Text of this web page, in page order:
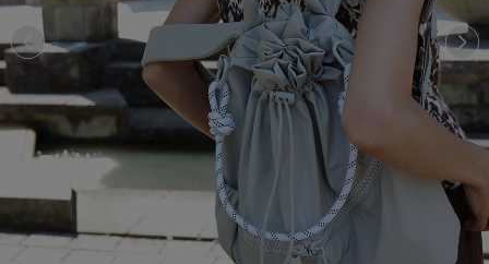
ームウェア (535)
(121)
(2005)
ACYM
アシーム
adidas
アディダス
adidas by Stella McCartney
アディダス バイ ステラマッカートニー
アリソンブラウン